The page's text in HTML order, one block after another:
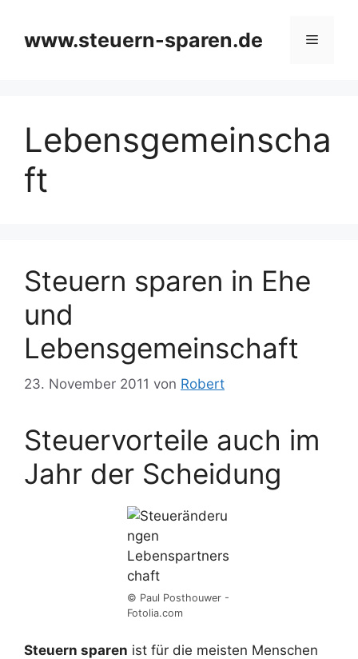
springen
www.steuern-sparen.de Menü
Lebensgemeinscha
ft
Steuern sparen in Ehe
und
Lebensgemeinschaft
23. November 2011 von Robert
Steuervorteile auch im
Jahr der Scheidung
© Paul Posthouwer -
Fotolia.com
Steuern sparen ist für die meisten Menschen